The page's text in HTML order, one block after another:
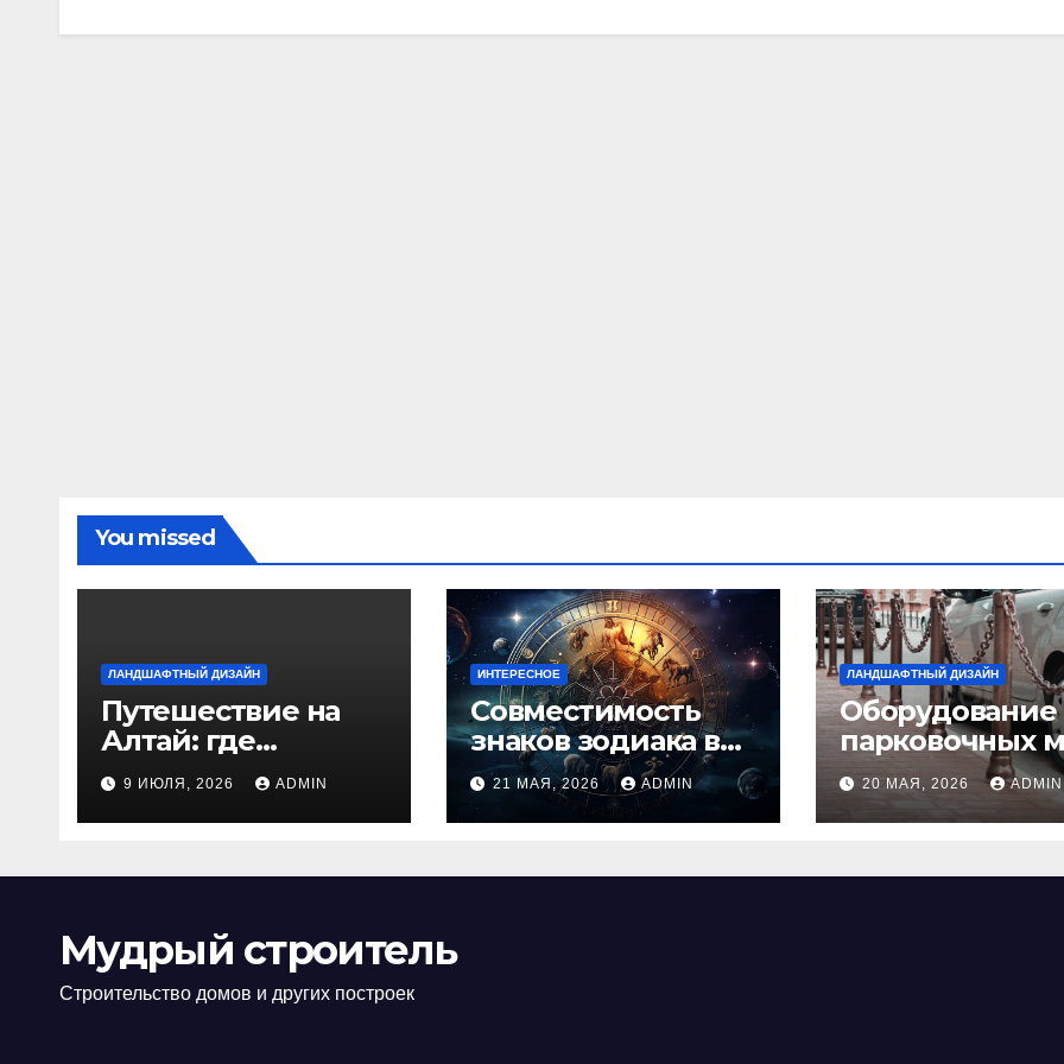
You missed
ЛАНДШАФТНЫЙ ДИЗАЙН
Путешествие на
Алтай: где
природа
встречается с
духом
9 ИЮЛЯ, 2026 ADMIN
ИНТЕРЕСНОЕ
Совместимость
знаков зодиака в
любви: как найти
идеальную пару и
избежать
21 МАЯ, 2026 ADMIN
ЛАНДШАФТНЫЙ ДИЗАЙН
Оборудование
парковочных
виды,
нормы
20 МАЯ, 2026 ADMIN
Мудрый строитель
Строительство домов и других построек